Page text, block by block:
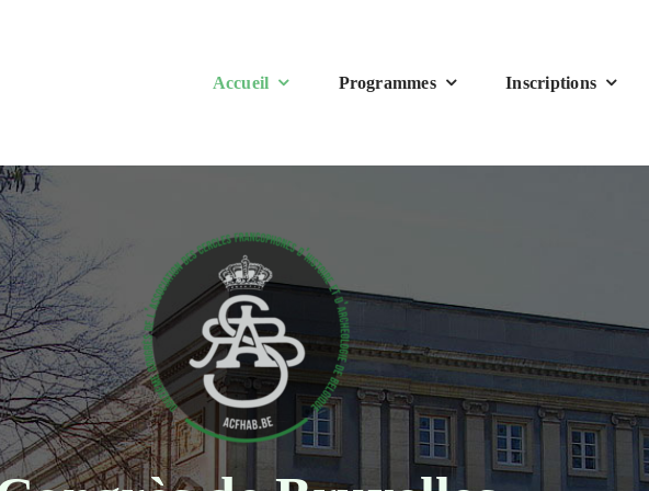
Accueil Programmes Inscriptions